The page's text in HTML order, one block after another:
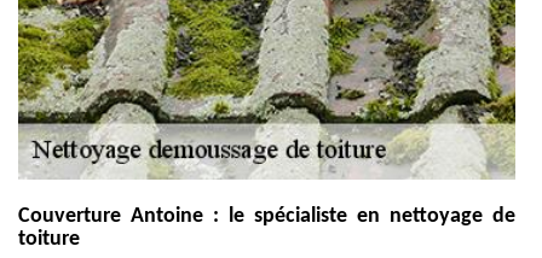
Couverture Antoine : le spécialiste en nettoyage de
toiture